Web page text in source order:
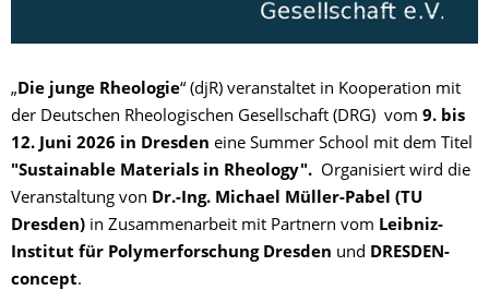
„Die junge Rheologie“ (djR) veranstaltet in Kooperation mit
der Deutschen Rheologischen Gesellschaft (DRG) vom 9. bis
12. Juni 2026 in Dresden eine Summer School mit dem Titel
"Sustainable Materials in Rheology". Organisiert wird die
Veranstaltung von Dr.-Ing. Michael Müller-Pabel (TU
Dresden) in Zusammenarbeit mit Partnern vom Leibniz-
Institut für Polymerforschung Dresden und DRESDEN-
concept.